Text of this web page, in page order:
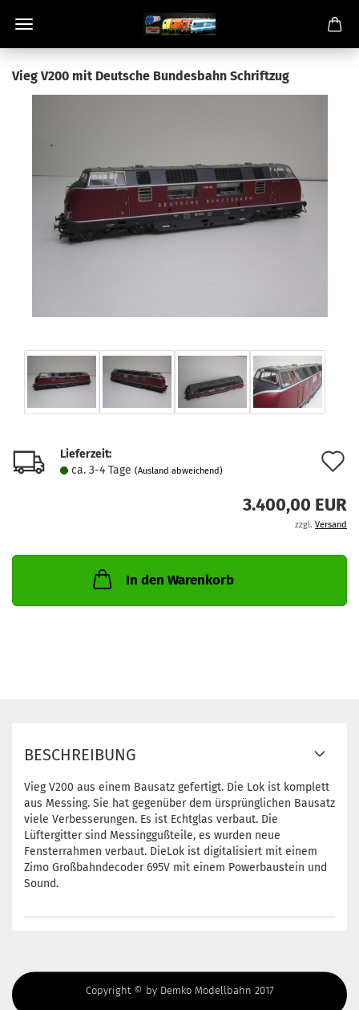
Vieg V200 mit Deutsche Bundesbahn Schriftzug
Lieferzeit:
ca. 3-4 Tage (Ausland abweichend)
3.400,00 EUR
zzgl. Versand
In den Warenkorb
BESCHREIBUNG
Vieg V200 aus einem Bausatz gefertigt. Die Lok ist komplett
aus Messing. Sie hat gegenüber dem ürsprünglichen Bausatz
viele Verbesserungen. Es ist Echtglas verbaut. Die
Lüftergitter sind Messinggußteile, es wurden neue
Fensterrahmen verbaut. DieLok ist digitalisiert mit einem
Zimo Großbahndecoder 695V mit einem Powerbaustein und
Sound.
Copyright © by Demko Modellbahn 2017